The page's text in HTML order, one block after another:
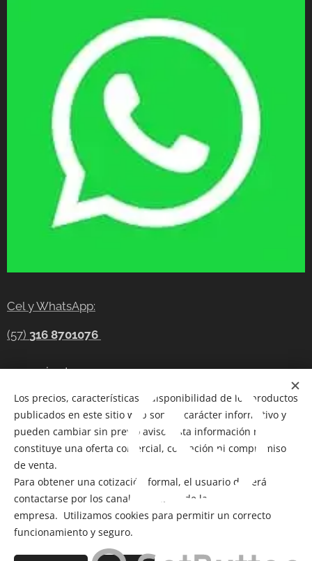
Cel y WhatsApp:
(57) 316 8701076
gerencia@tecnocompras.com.co
Cel y WhatsApp:(57)316 8701076
Cel: (57) 300 8686914
Telegram:
@tecnocompras;(57) 316 8701076
Copyright 2012-2026
Los precios, características y disponibilidad de los productos
publicados en este sitio web son de carácter informativo y
pueden cambiar sin previo aviso. Esta información no
constituye una oferta comercial, cotización ni compromiso
de venta.
Para obtener una cotización formal, el usuario deberá
contactarse por los canales oficiales de la
empresa. Utilizamos cookies para permitir un correcto
funcionamiento y seguro.